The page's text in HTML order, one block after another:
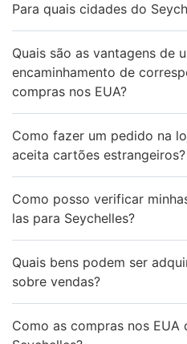
Para quais cidades do
Quais são as vantagens de
encaminhamento de
compras nos EUA?
Como fazer um pedido na
aceita cartões estrangeiros?
Como posso verificar
las para Seychelles?
Quais bens podem ser
sobre vendas?
Como as compras nos